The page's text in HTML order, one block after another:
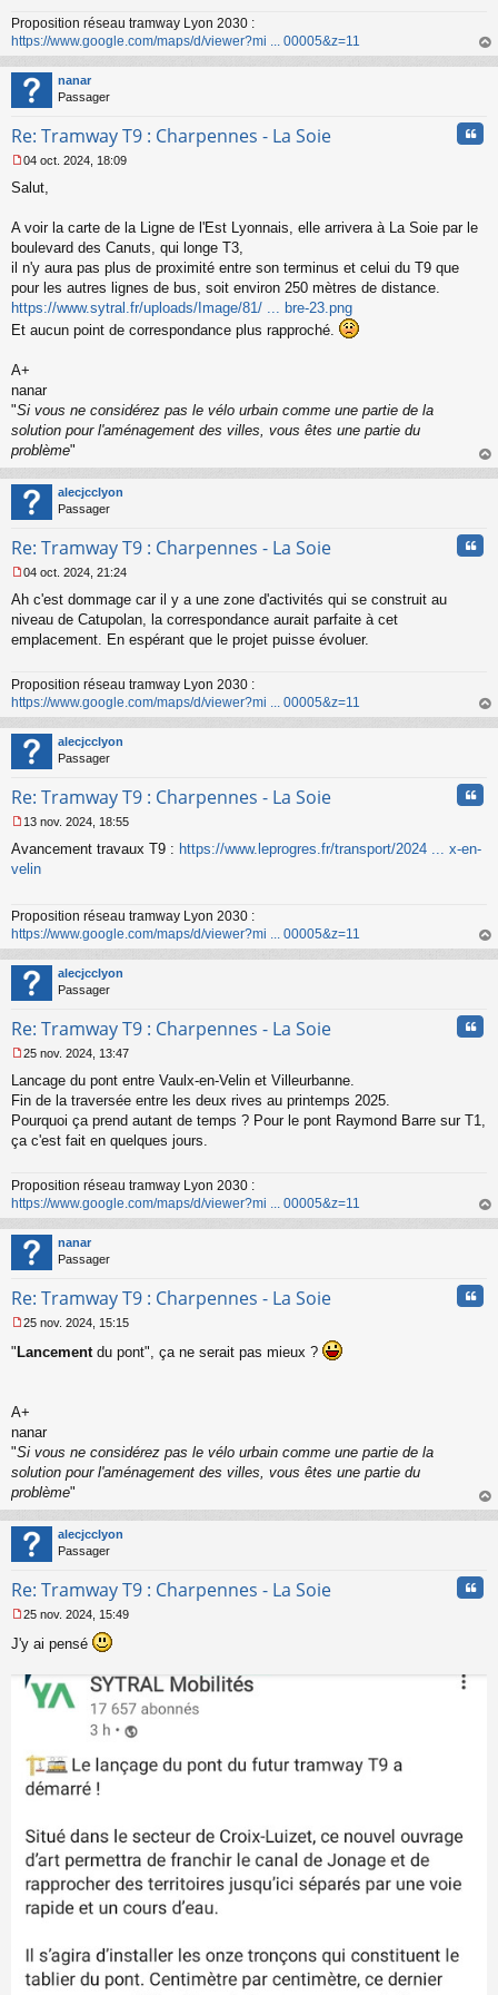
Proposition réseau tramway Lyon 2030 :
https://www.google.com/maps/d/viewer?mi ... 00005&z=11
au
nanar
Passager
Re: Tramway T9 : Charpennes - La Soie
e
s
g
e
n
o
n
l
04 oct. 2024, 18:09
Salut,
A voir la carte de la Ligne de l'Est Lyonnais, elle arrivera à La Soie par le
boulevard des Canuts, qui longe T3,
il n'y aura pas plus de proximité entre son terminus et celui du T9 que
pour les autres lignes de bus, soit environ 250 mètres de distance.
https://www.sytral.fr/uploads/Image/81/ ... bre-23.png
Et aucun point de correspondance plus rapproché.
A+
nanar
"Si vous ne considérez pas le vélo urbain comme une partie de la
solution pour l'aménagement des villes, vous êtes une partie du
problème"
au
alecjcclyon
Passager
Re: Tramway T9 : Charpennes - La Soie
e
s
s
e
n
o
n
l
u
04 oct. 2024, 21:24
Ah c'est dommage car il y a une zone d'activités qui se construit au
niveau de Catupolan, la correspondance aurait parfaite à cet
emplacement. En espérant que le projet puisse évoluer.
Proposition réseau tramway Lyon 2030 :
https://www.google.com/maps/d/viewer?mi ... 00005&z=11
au
alecjcclyon
Passager
Re: Tramway T9 : Charpennes - La Soie
e
s
g
e
n
o
n
l
13 nov. 2024, 18:55
Avancement travaux T9 : https://www.leprogres.fr/transport/2024 ... x-en-
velin
Proposition réseau tramway Lyon 2030 :
https://www.google.com/maps/d/viewer?mi ... 00005&z=11
au
alecjcclyon
Passager
Re: Tramway T9 : Charpennes - La Soie
e
s
s
g
n
o
n
l
u
25 nov. 2024, 13:47
Lancage du pont entre Vaulx-en-Velin et Villeurbanne.
Fin de la traversée entre les deux rives au printemps 2025.
Pourquoi ça prend autant de temps ? Pour le pont Raymond Barre sur T1,
ça c'est fait en quelques jours.
Proposition réseau tramway Lyon 2030 :
https://www.google.com/maps/d/viewer?mi ... 00005&z=11
au
nanar
Passager
Re: Tramway T9 : Charpennes - La Soie
e
g
e
n
o
l
u
25 nov. 2024, 15:15
" Lancement du pont", ça ne serait pas mieux ?
A+
nanar
"Si vous ne considérez pas le vélo urbain comme une partie de la
solution pour l'aménagement des villes, vous êtes une partie du
problème"
au
alecjcclyon
Passager
Re: Tramway T9 : Charpennes - La Soie
e
s
a
o
n
25 nov. 2024, 15:49
J'y ai pensé